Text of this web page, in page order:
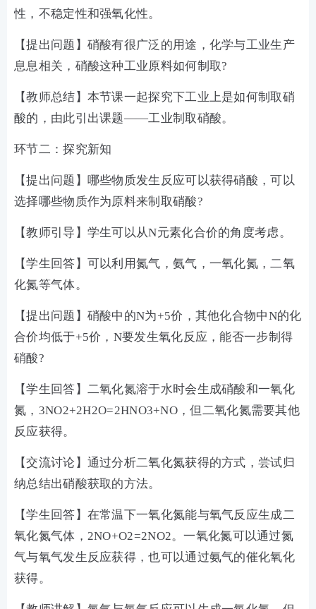
性，不稳定性和强氧化性。
【提出问题】硝酸有很广泛的用途，化学与工业生产
息息相关，硝酸这种工业原料如何制取?
【教师总结】本节课一起探究下工业上是如何制取硝
酸的，由此引出课题——工业制取硝酸。
环节二：探究新知
【提出问题】哪些物质发生反应可以获得硝酸，可以
选择哪些物质作为原料来制取硝酸?
【教师引导】学生可以从N元素化合价的角度考虑。
【学生回答】可以利用氮气，氨气，一氧化氮，二氧
化氮等气体。
【提出问题】硝酸中的N为+5价，其他化合物中N的化
合价均低于+5价，N要发生氧化反应，能否一步制得
硝酸?
【学生回答】二氧化氮溶于水时会生成硝酸和一氧化
氮，3NO2+2H2O=2HNO3+NO，但二氧化氮需要其他
反应获得。
【交流讨论】通过分析二氧化氮获得的方式，尝试归
纳总结出硝酸获取的方法。
【学生回答】在常温下一氧化氮能与氧气反应生成二
氧化氮气体，2NO+O2=2NO2。一氧化氮可以通过氮
气与氧气发生反应获得，也可以通过氨气的催化氧化
获得。